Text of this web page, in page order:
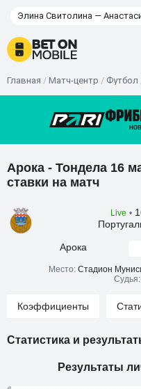
Элина Свитолина —
Главная / Матч-центр / Футбол
Арока - Тондела 16
ставки на матч
Live •
Арока
Место: Стадион
Судья:
Коэффициенты
Статистика и
Результаты